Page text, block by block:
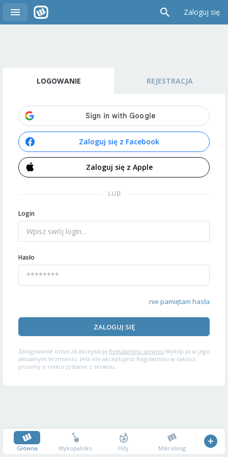
Zaloguj się
LOGOWANIE REJESTRACJA
Zaloguj się z Facebook
Zaloguj się z Apple
LUB
Login
Hasło
nie pamiętam hasła
ZALOGUJ SIĘ
Zalogowanie oznacza akceptację Regulaminu serwisu Wykop.pl w jego
aktualnym brzmieniu. Jeśli nie akceptujesz Regulaminu w całości,
prosimy o niekorzystanie z serwisu.
Główna Wykopalisko Hity Mikroblog